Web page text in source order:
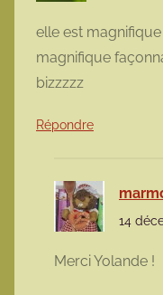
elle est magnifique
magnifique
bizzzzz
Répondre
14
Merci Yolande !